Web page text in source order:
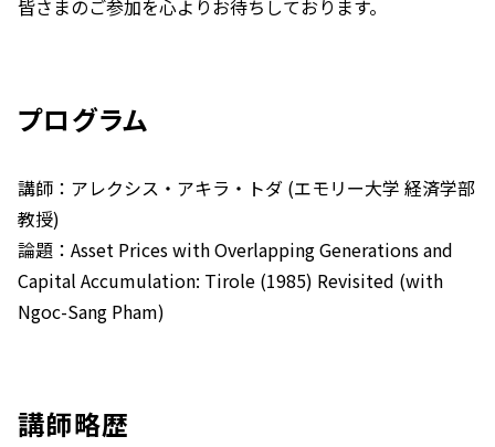
皆さまのご参加を心よりお待ちしております。
プログラム
講師：アレクシス・アキラ・トダ (エモリー大学 経済学部
教授)
論題：Asset Prices with Overlapping Generations and
Capital Accumulation: Tirole (1985) Revisited (with
Ngoc-Sang Pham)
講師略歴